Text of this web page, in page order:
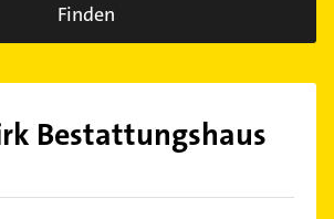
Finden
Bestattungshaus